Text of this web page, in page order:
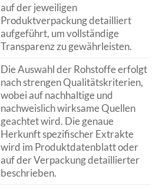
auf der jeweiligen
Produktverpackung detailliert
aufgeführt, um vollständige
Transparenz zu gewährleisten.
Die Auswahl der Rohstoffe erfolgt
nach strengen Qualitätskriterien,
wobei auf nachhaltige und
nachweislich wirksame Quellen
geachtet wird. Die genaue
Herkunft spezifischer Extrakte
wird im Produktdatenblatt oder
auf der Verpackung detaillierter
beschrieben.